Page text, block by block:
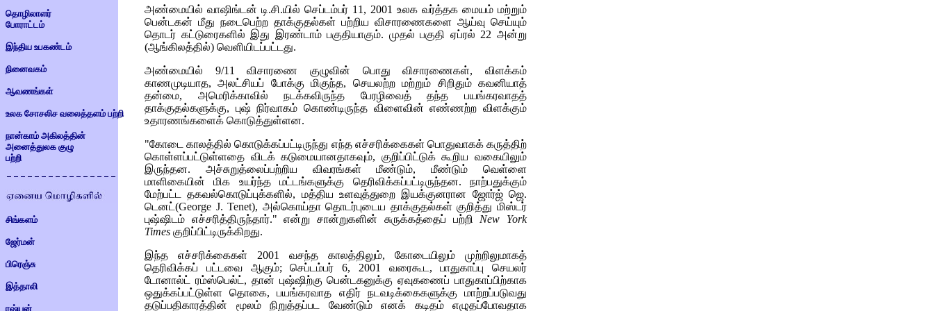
தொழிலாளர்
போராட்டம்
இந்திய உபகண்டம்
நினைவகம்
ஆவணங்கள்
உலக சோசலிச வலைத்தளம் பற்றி
நான்காம் அகிலத்தின்
அனைத்துலக குழு
பற்றி
சிங்களம்
ஜேர்மன்
பிரெஞ்சு
இத்தாலி
ரஷ்யன்
அண்மையில் வாஷிங்டன் டி.சி.யில் செப்டம்பர் 11, 2001 உலக வர்த்தக மையம் மற்றும்
பென்டகன் மீது நடைபெற்ற தாக்குதல்கள் பற்றிய விசாரணைகளை ஆய்வு செய்யும்
தொடர் கட்டுரைகளில் இது இரண்டாம் பகுதியாகும். முதல் பகுதி ஏப்ரல் 22 அன்று
(ஆங்கிலத்தில்) வெளியிடப்பட்டது.
அண்மையில் 9/11 விசாரணை குழுவின் பொது விசாரணைகள், விளக்கம்
காணமுடியாத, அலட்சியப் போக்கு மிகுந்த, செயலற்ற மற்றும் சிறிதும் கவனியாத்
தன்மை, அமெரிக்காவில் நடக்கவிருந்த பேரழிவைத் தந்த பயங்கரவாதத்
தாக்குதல்களுக்கு, புஷ் நிர்வாகம் கொண்டிருந்த விளைவின் எண்ணற்ற விளக்கும்
உதாரணங்களைக் கொடுத்துள்ளன.
"கோடை காலத்தில் கொடுக்கப்பட்டிருந்து எந்த எச்சரிக்கைகள் பொதுவாகக் கருத்திற்
கொள்ளப்பட்டுள்ளதை விடக் கடுமையானதாகவும், குறிப்பிட்டுக் கூறிய வகையிலும்
இருந்தன. அச்சுறுத்லைப்பற்றிய விவரங்கள் மீண்டும், மீண்டும் வெள்ளை
மாளிகையின் மிக உயர்ந்த மட்டங்களுக்கு தெரிவிக்கப்பட்டிருந்தன. நாற்பதுக்கும்
மேற்பட்ட தகவல்கொடுப்புக்களில், மத்திய உளவுத்துறை இயக்குனரான ஜோர்ஜ் ஜெ.
டெனட்(George J. Tenet), அல்கொய்தா தொடர்புடைய தாக்குதல்கள் குறித்து மிஸ்டர்
புஷ்ஷிடம் எச்சரித்திருந்தார்." என்று சான்றுகளின் சுருக்கத்தைப் பற்றி New York
Times குறிப்பிட்டிருக்கிறது.
இந்த எச்சரிக்கைகள் 2001 வசந்த காலத்திலும், கோடையிலும் முற்றிலுமாகத்
தெரிவிக்கப் பட்டவை ஆகும்; செப்டம்பர் 6, 2001 வரைகூட, பாதுகாப்பு செயலர்
டோனால்ட் ரம்ஸ்பெல்ட், தான் புஷ்ஷிற்கு பென்டகனுக்கு ஏவுகணைப் பாதுகாப்பிற்காக
ஒதுக்கப்பட்டுள்ள தொகை, பயங்கரவாத எதிர் நடவடிக்கைகளுக்கு மாற்றப்படுவது
தடுப்பதிகாரத்தின் மூலம் நிறுத்தப்பட வேண்டும் எனக் கடிதம் எழுதப்போவதாக